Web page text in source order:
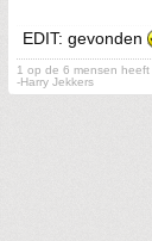
EDIT: gevonden
1 op de 6 mensen
-Harry Jekkers